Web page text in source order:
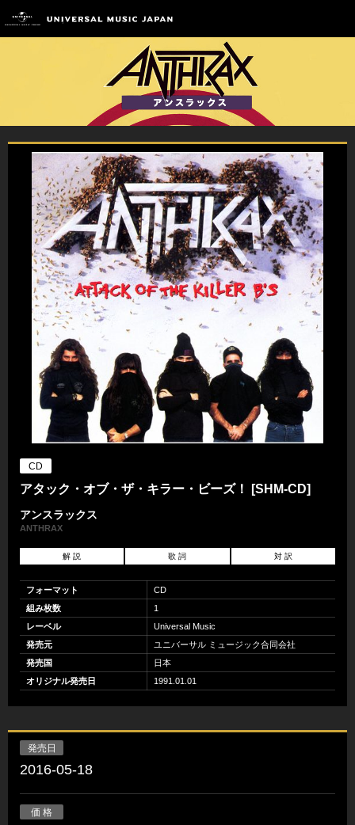
CD
アタック・オブ・ザ・キラー・ビーズ！ [SHM-CD]
アンスラックス
ANTHRAX
解 説 歌 詞 対 訳
フォーマット
CD
組み枚数
1
レーベル
Universal Music
発売元
ユニバーサル ミュージック合同会社
発売国
日本
オリジナル発売日
1991.01.01
発売日
2016-05-18
価 格